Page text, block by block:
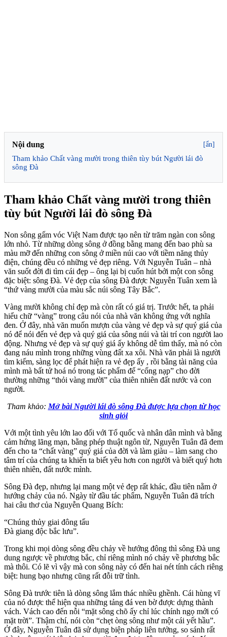
Nội dung [ẩn]
Tham khảo Chất vàng mười trong thiên tùy bút Người lái đò
sông Đà
Tham khảo Chất vàng mười trong thiên
tùy bút Người lái đò sông Đà
Non sông gấm vóc Việt Nam được tạo nên từ trăm ngàn con sông
lớn nhỏ. Từ những dòng sông ở đồng bằng mang đến bao phù sa
màu mỡ đến những con sông ở miền núi cao với tiềm năng thủy
điện, chúng đều có những vẻ đẹp riêng. Với Nguyễn Tuân – nhà
văn suốt đời đi tìm cái đẹp – ông lại bị cuốn hút bởi một con sông
đặc biệt: sông Đà. Vẻ đẹp của sông Đà được Nguyễn Tuân xem là
“thứ vàng mười của màu sắc núi sông Tây Bắc”.
Vàng mười không chỉ đẹp mà còn rất có giá trị. Trước hết, ta phải
hiểu chữ “vàng” trong câu nói của nhà văn không ứng với nghĩa
đen. Ở đây, nhà văn muốn mượn của vàng vẻ đẹp và sự quý giá của
nó để nói đến vẻ đẹp và quý giá của sông núi và tài trí con người lao
động. Nhưng vẻ đẹp và sự quý giá ấy không dễ tìm thấy, mà nó còn
đang náu mình trong những vùng đất xa xôi. Nhà văn phải là người
tìm kiếm, sàng lọc để phát hiện ra vẻ đẹp ấy , rồi bằng tài năng của
mình mà bất tử hoá nó trong tác phẩm để “cống nạp” cho đời
thường những “thỏi vàng mười” của thiên nhiên đất nước và con
người.
Tham khảo: Mở bài Người lái đò sông Đà được lựa chọn từ học
sinh giỏi
Với một tình yêu lớn lao đối với Tổ quốc và nhân dân mình và bằng
cảm hứng lãng mạn, bằng phép thuật ngôn từ, Nguyễn Tuân đã đem
đến cho ta “chất vàng” quý giá của đời và làm giàu – làm sang cho
tâm trí của chúng ta khiến ta biết yêu hơn con người và biết quý hơn
thiên nhiên, đất nước mình.
Sông Đà đẹp, nhưng lại mang một vẻ đẹp rất khác, đầu tiên nằm ở
hướng chảy của nó. Ngày từ đầu tác phẩm, Nguyễn Tuân đã trích
hai câu thơ của Nguyễn Quang Bích:
“Chúng thủy giai đông tẩu
Đà giang độc bắc lưu”.
Trong khi mọi dòng sông đều chảy về hướng đông thì sông Đà ung
dung ngược về phương bắc, chỉ riêng mình nó chảy về phương bắc
mà thôi. Có lẽ vì vậy mà con sông này có đến hai nét tính cách riêng
biệt: hung bạo nhưng cũng rất đỗi trữ tình.
Sông Đà trước tiên là dòng sông lắm thác nhiều ghềnh. Cái hùng vĩ
của nó được thể hiện qua những tảng đá ven bờ được dựng thành
vách. Vách cao đến nỗi “mặt sông chõ ấy chỉ lúc chính ngọ mới có
mặt trời”. Thậm chí, nói còn “chẹt òng sông như một cái yết hầu”.
Ở đây, Nguyễn Tuân đã sử dụng biện pháp liên tưởng, so sánh rất